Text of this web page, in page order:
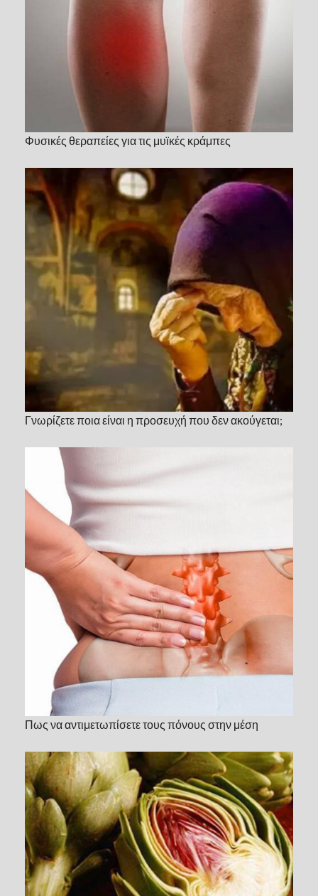
Φυσικές θεραπείες για τις μυϊκές κράμπες
Γνωρίζετε ποια είναι η προσευχή που δεν ακούγεται;
Πως να αντιμετωπίσετε τους πόνους στην μέση